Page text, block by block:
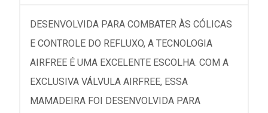
DESENVOLVIDA PARA COMBATER ÀS CÓLICAS
E CONTROLE DO REFLUXO, A TECNOLOGIA
AIRFREE É UMA EXCELENTE ESCOLHA. COM A
EXCLUSIVA VÁLVULA AIRFREE, ESSA
MAMADEIRA FOI DESENVOLVIDA PARA